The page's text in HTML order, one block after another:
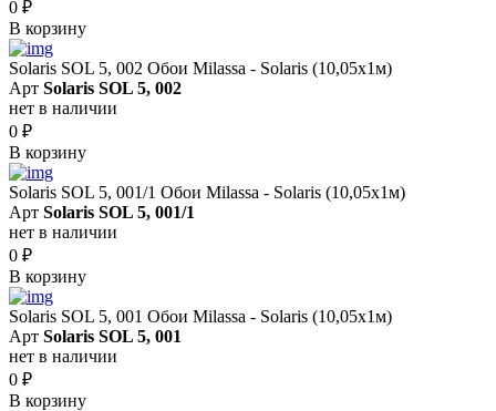
0 ₽
В корзину
Solaris SOL 5, 002 Обои Milassa - Solaris (10,05х1м)
Арт Solaris SOL 5, 002
нет в наличии
0 ₽
В корзину
Solaris SOL 5, 001/1 Обои Milassa - Solaris (10,05х1м)
Арт Solaris SOL 5, 001/1
нет в наличии
0 ₽
В корзину
Solaris SOL 5, 001 Обои Milassa - Solaris (10,05х1м)
Арт Solaris SOL 5, 001
нет в наличии
0 ₽
В корзину